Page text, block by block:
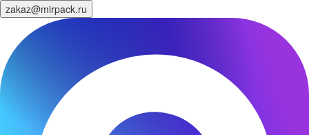
zakaz@mirpack.ru